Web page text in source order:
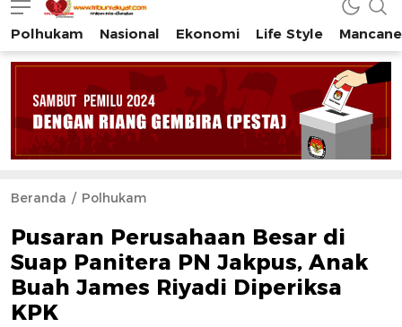
Tribun Rakyat
Tulus – Terdepan – Diharapkan
Polhukam Nasional Ekonomi Life Style
Beranda Polhukam
Pusaran Perusahaan Besar di
Suap Panitera PN Jakpus, Anak
Buah James Riyadi Diperiksa
KPK